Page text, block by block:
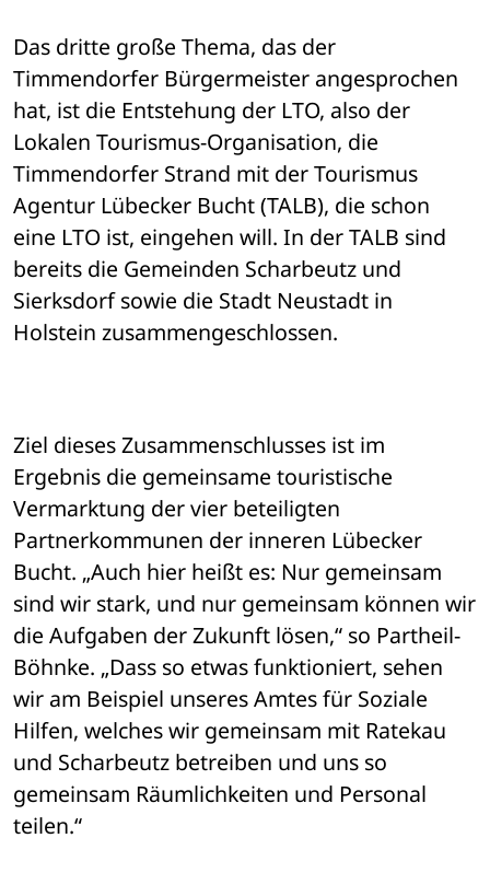
Das dritte große Thema, das der
Timmendorfer Bürgermeister angesprochen
hat, ist die Entstehung der LTO, also der
Lokalen Tourismus-Organisation, die
Timmendorfer Strand mit der Tourismus
Agentur Lübecker Bucht (TALB), die schon
eine LTO ist, eingehen will. In der TALB sind
bereits die Gemeinden Scharbeutz und
Sierksdorf sowie die Stadt Neustadt in
Holstein zusammengeschlossen.
Ziel dieses Zusammenschlusses ist im
Ergebnis die gemeinsame touristische
Vermarktung der vier beteiligten
Partnerkommunen der inneren Lübecker
Bucht. „Auch hier heißt es: Nur gemeinsam
sind wir stark, und nur gemeinsam können wir
die Aufgaben der Zukunft lösen,“ so Partheil-
Böhnke. „Dass so etwas funktioniert, sehen
wir am Beispiel unseres Amtes für Soziale
Hilfen, welches wir gemeinsam mit Ratekau
und Scharbeutz betreiben und uns so
gemeinsam Räumlichkeiten und Personal
teilen.“